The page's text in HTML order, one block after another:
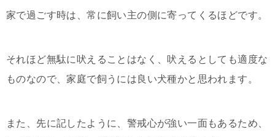
家で過ごす時は、常に飼い主の側に寄ってくるほどです。
それほど無駄に吠えることはなく、吠えるとしても適度な
ものなので、家庭で飼うには良い犬種かと思われます。
また、先に記したように、警戒心が強い一面もあるため、